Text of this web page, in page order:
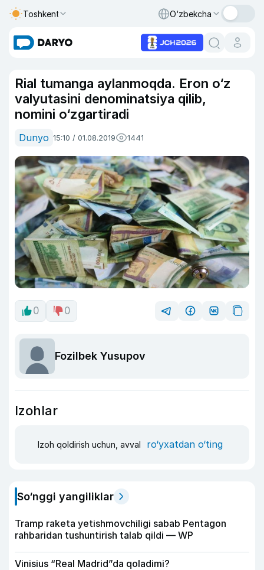
Toshkent O‘zbekcha
Rial tumanga aylanmoqda. Eron o‘z
valyutasini denominatsiya qilib,
nomini o‘zgartiradi
Dunyo 15:10 / 01.08.2019 1441
0 0
Fozilbek Yusupov
Izohlar
Izoh qoldirish uchun, avval ro‘yxatdan o‘ting
So‘nggi yangiliklar
Tramp raketa yetishmovchiligi sabab Pentagon
rahbaridan tushuntirish talab qildi — WP
Vinisius “Real Madrid”da qoladimi?